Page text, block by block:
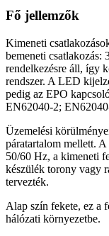
Fő jellemzők
Kimeneti
bemeneti csatlakozás:
rendelkezésre áll, így
rendszer. A LED
pedig az EPO
EN62040-2;
Üzemelési
páratartalom mellett.
50/60 Hz, a kimeneti
készülék torony vagy
tervezték.
Alap szín fekete, ez a
hálózati környezetbe.